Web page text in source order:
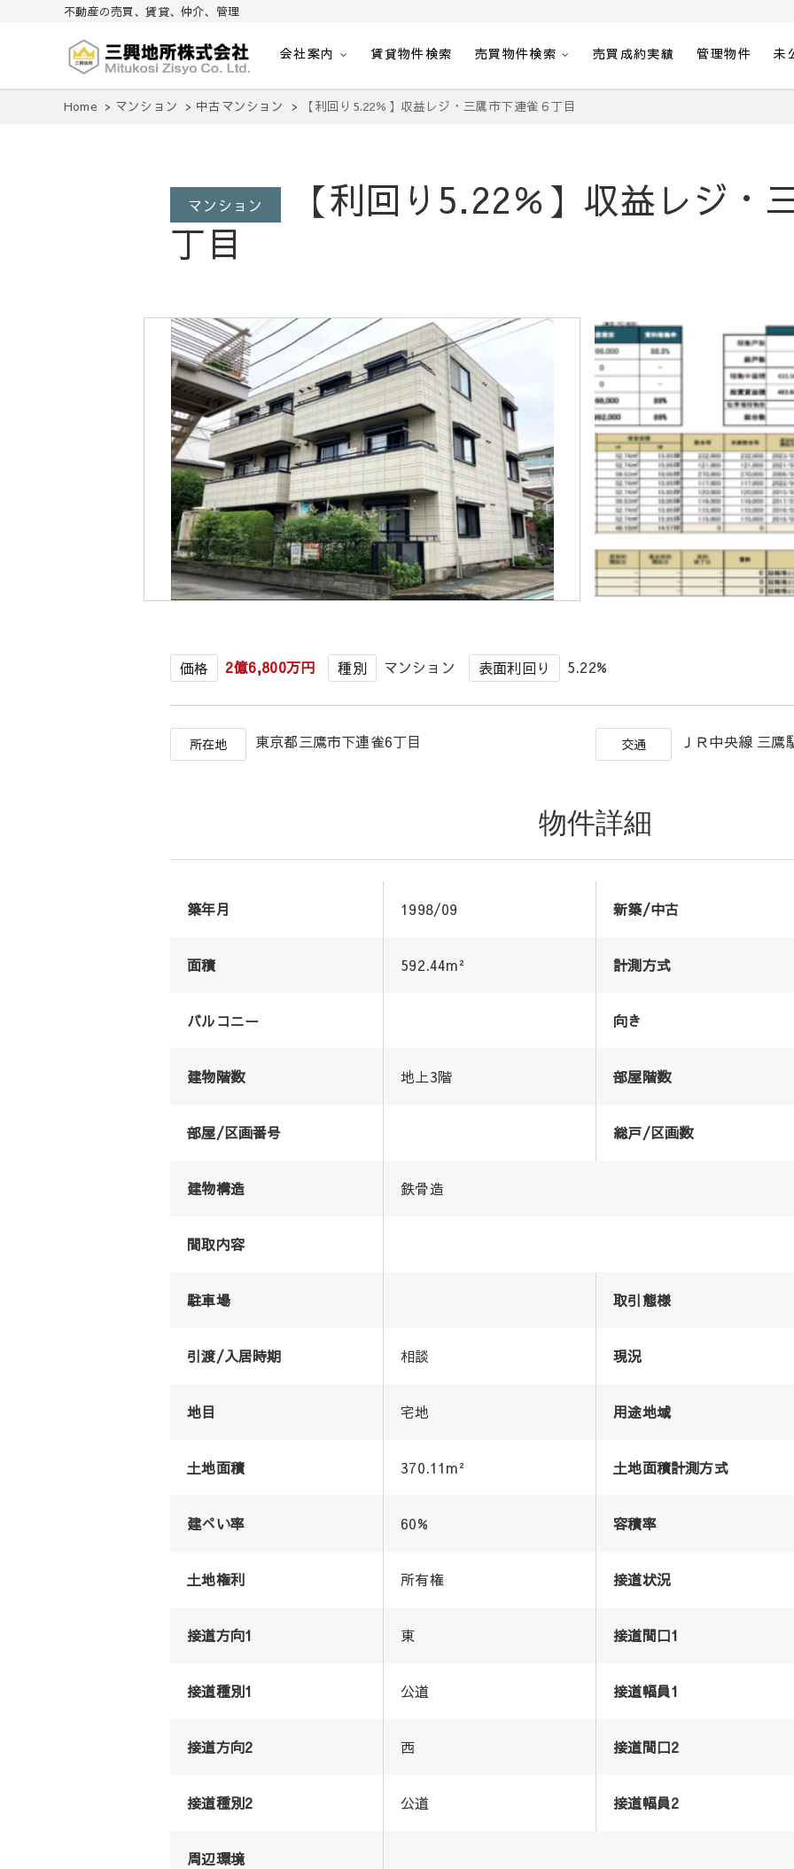
不動産の売買、賃貸、仲介、管理
三興地所株式会社
不動産の売買、賃貸、仲介、管理
会社案内 賃貸物件検索 売買物件検索 売買成約実績 管理物件 未
Home マンション 中古マンション 【利回り5.22％】収益レジ・三鷹市下連雀６丁目
マンション
【利回り5.22％】収益レジ・
丁目
価格 2億6,800万円 種別 マンション 表面利回り 5.22%
所在地 東京都三鷹市下連雀6丁目 交通 ＪＲ中央線 三鷹
物件詳細
築年月 1998/09 新築/中古
面積 592.44m² 計測方式
バルコニー 向き
建物階数 地上3階 部屋階数
部屋/区画番号 総戸/区画数
建物構造 鉄骨造
間取内容
駐車場 取引態様
引渡/入居時期 相談 現況
地目 宅地 用途地域
土地面積 370.11m² 土地面積計測方式
建ぺい率 60% 容積率
土地権利 所有権 接道状況
接道方向1 東 接道間口1
接道種別1 公道 接道幅員1
接道方向2 西 接道間口2
接道種別2 公道 接道幅員2
周辺環境